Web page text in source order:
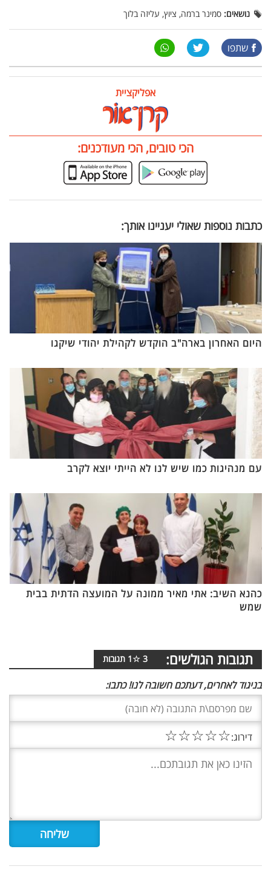
נושאים: סמינר ברמה, ציוץ, עליזה בלוך
שתפו
אפליקציית
הכי טובים, הכי מעודכנים:
כתבות נוספות שאולי יעניינו אותך:
היום האחרון בארה"ב הוקדש לקהילת יהודי שיקגו
עם מנהיגות כמו שיש לנו לא הייתי יוצא לקרב
כהנא השיב: אתי מאיר ממונה על המועצה הדתית בבית
שמש
תגובות הגולשים: 3
☆
1 תגובות
בניגוד לאחרים, דעתכם חשובה לנו! כתבו:
דירוג:☆
☆
☆
☆
☆